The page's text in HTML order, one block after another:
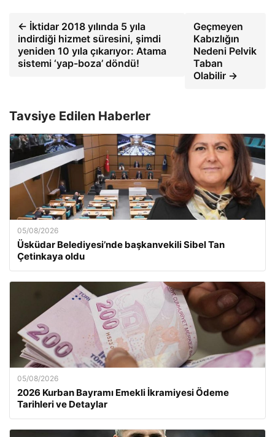
← İktidar 2018 yılında 5 yıla
indirdiği hizmet süresini, şimdi
yeniden 10 yıla çıkarıyor: Atama
sistemi ‘yap-boza’ döndü!
Geçmeyen
Kabızlığın
Nedeni Pelvik
Taban
Olabilir →
Tavsiye Edilen Haberler
05/08/2026
Üsküdar Belediyesi’nde başkanvekili Sibel Tan
Çetinkaya oldu
05/08/2026
2026 Kurban Bayramı Emekli İkramiyesi Ödeme
Tarihleri ve Detaylar